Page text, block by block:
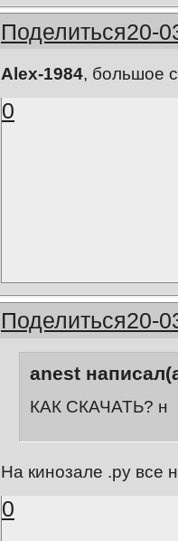
Поделиться20-
Alex-1984, большое
0
Поделиться20-
anest
КАК СКАЧАТЬ? н
На кинозале .ру все
0